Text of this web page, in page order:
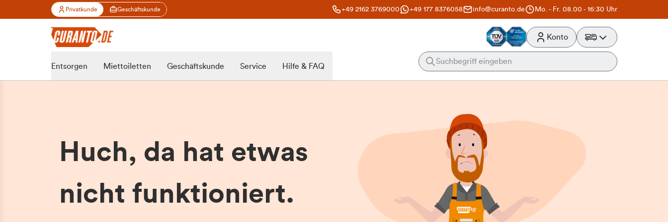
Privatkunde Geschäftskunde +49 2162 3769000 +49 177 8376058 info@curanto.de Mo. - Fr. 08.00 - 16:30 Uhr
Konto
Entsorgen Miettoiletten Geschäftskunde Service Hilfe & FAQ
Huch, da hat etwas
nicht funktioniert.